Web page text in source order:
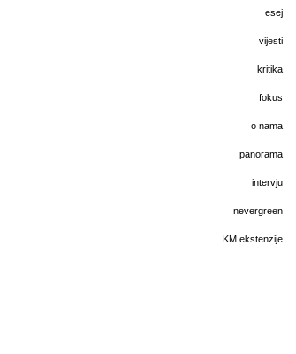
esej
vijesti
kritika
fokus
o nama
panorama
intervju
nevergreen
KM ekstenzije